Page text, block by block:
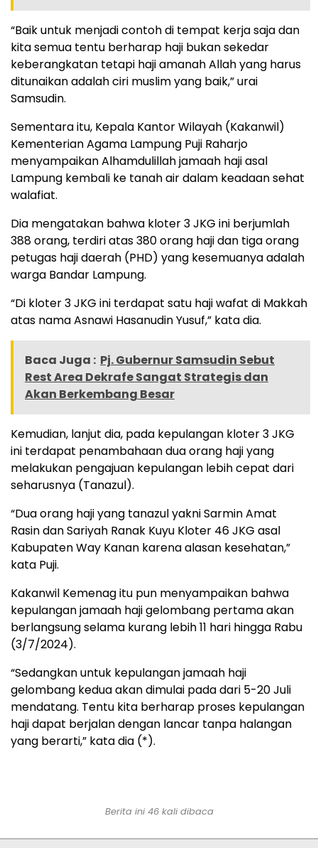
“Baik untuk menjadi contoh di tempat kerja saja dan
kita semua tentu berharap haji bukan sekedar
keberangkatan tetapi haji amanah Allah yang harus
ditunaikan adalah ciri muslim yang baik,” urai
Samsudin.
Sementara itu, Kepala Kantor Wilayah (Kakanwil)
Kementerian Agama Lampung Puji Raharjo
menyampaikan Alhamdulillah jamaah haji asal
Lampung kembali ke tanah air dalam keadaan sehat
walafiat.
Dia mengatakan bahwa kloter 3 JKG ini berjumlah
388 orang, terdiri atas 380 orang haji dan tiga orang
petugas haji daerah (PHD) yang kesemuanya adalah
warga Bandar Lampung.
“Di kloter 3 JKG ini terdapat satu haji wafat di Makkah
atas nama Asnawi Hasanudin Yusuf,” kata dia.
Baca Juga : Pj. Gubernur Samsudin Sebut
Rest Area Dekrafe Sangat Strategis dan
Akan Berkembang Besar
Kemudian, lanjut dia, pada kepulangan kloter 3 JKG
ini terdapat penambahaan dua orang haji yang
melakukan pengajuan kepulangan lebih cepat dari
seharusnya (Tanazul).
“Dua orang haji yang tanazul yakni Sarmin Amat
Rasin dan Sariyah Ranak Kuyu Kloter 46 JKG asal
Kabupaten Way Kanan karena alasan kesehatan,”
kata Puji.
Kakanwil Kemenag itu pun menyampaikan bahwa
kepulangan jamaah haji gelombang pertama akan
berlangsung selama kurang lebih 11 hari hingga Rabu
(3/7/2024).
“Sedangkan untuk kepulangan jamaah haji
gelombang kedua akan dimulai pada dari 5-20 Juli
mendatang. Tentu kita berharap proses kepulangan
haji dapat berjalan dengan lancar tanpa halangan
yang berarti,” kata dia (*).
Berita ini 46 kali dibaca